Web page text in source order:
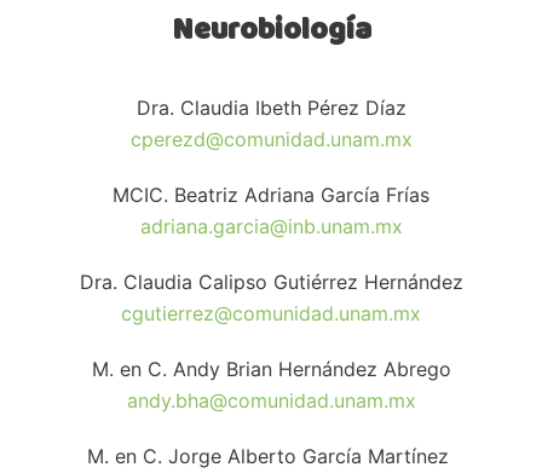
Neurobiología
Dra. Claudia Ibeth Pérez Díaz
cperezd@comunidad.unam.mx
MCIC. Beatriz Adriana García Frías
adriana.garcia@inb.unam.mx
Dra. Claudia Calipso Gutiérrez Hernández
cgutierrez@comunidad.unam.mx
M. en C. Andy Brian Hernández Abrego
andy.bha@comunidad.unam.mx
M. en C. Jorge Alberto García Martínez